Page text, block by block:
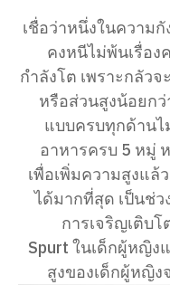
เชื่อว่าหนึ่งในควา
คงหนีไม่พ้นเรื่อง
กำลังโต เพราะกลัว
หรือส่วนสูงน้อยก
แบบครบทุกด้านไ
อาหารครบ 5 หมู่
เพื่อเพิ่มความสูงแล้วก็ตาม ซึ่งเด็กๆ จะ
ได้มากที่สุด เป็นช่ว
การเจริญเติบโ
Spurt ในเด็กผู้หญิง
สูงของเด็กผู้หญิง